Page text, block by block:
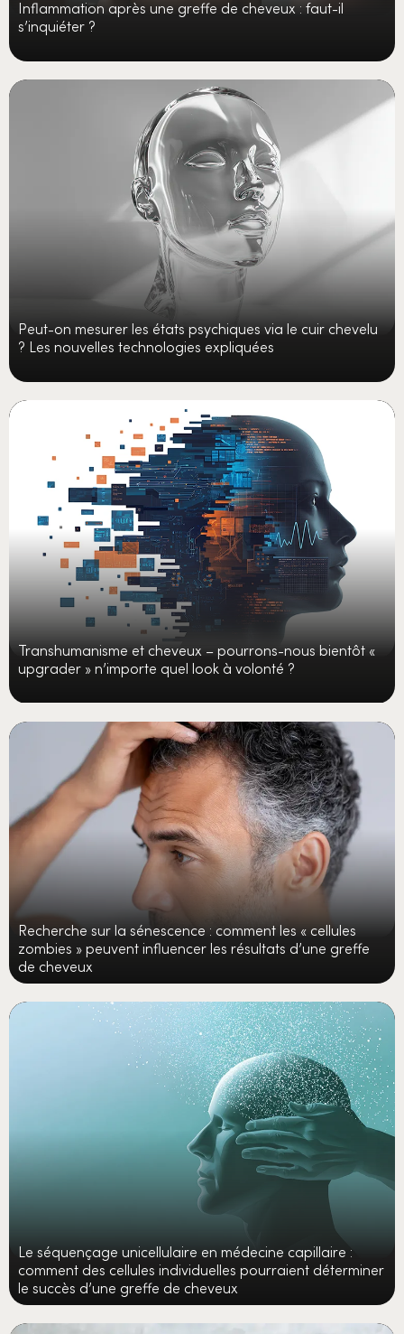
Inflammation après une greffe de cheveux : faut-il
s’inquiéter ?
Peut-on mesurer les états psychiques via le cuir chevelu
? Les nouvelles technologies expliquées
Transhumanisme et cheveux – pourrons-nous bientôt «
upgrader » n’importe quel look à volonté ?
Recherche sur la sénescence : comment les « cellules
zombies » peuvent influencer les résultats d’une greffe
de cheveux
Le séquençage unicellulaire en médecine capillaire :
comment des cellules individuelles pourraient déterminer
le succès d’une greffe de cheveux